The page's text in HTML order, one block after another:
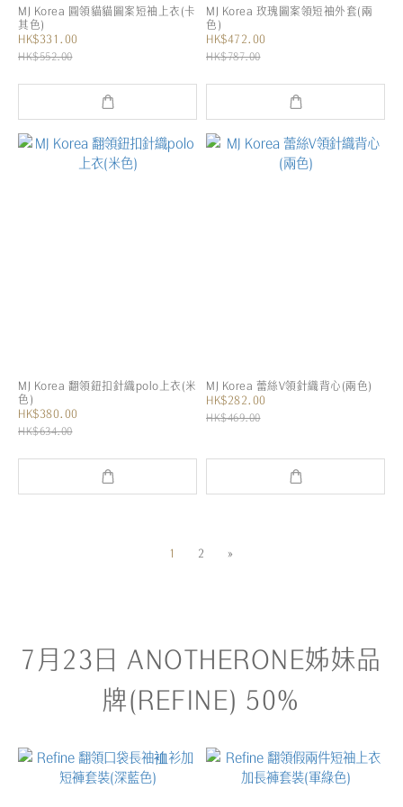
MJ Korea 圓領貓貓圖案短袖上衣(卡
其色)
HK$331.00
HK$552.00
MJ Korea 玫瑰圖案領短袖外套(兩
色)
HK$472.00
HK$787.00
MJ Korea 翻領鈕扣針織polo上衣(米
色)
HK$380.00
HK$634.00
MJ Korea 蕾絲V領針織背心(兩色)
HK$282.00
HK$469.00
1 2 »
7月23日 ANOTHERONE姊妹品
牌(REFINE) 50%